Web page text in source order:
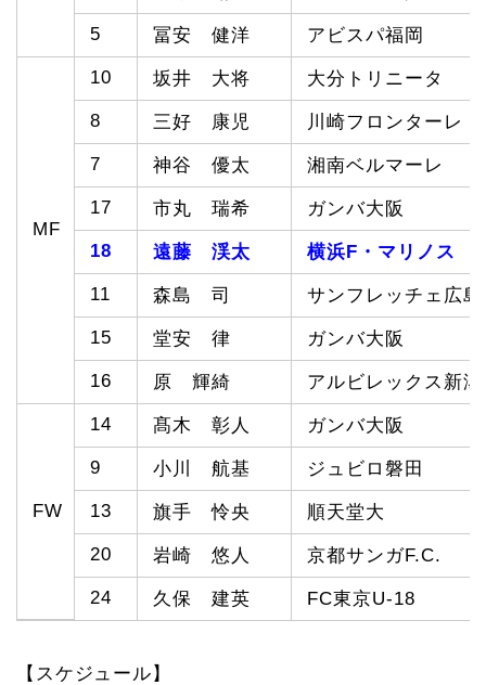
5 冨安 健洋 アビスパ福岡
MF
10 坂井 大将 大分トリニータ
8 三好 康児 川崎フロンターレ
7 神谷 優太 湘南ベルマーレ
17 市丸 瑞希 ガンバ大阪
18 遠藤 渓太 横浜F・マリノス
11 森島 司 サンフレッチェ広島
15 堂安 律 ガンバ大阪
16 原 輝綺 アルビレックス新潟
FW
14 髙木 彰人 ガンバ大阪
9 小川 航基 ジュビロ磐田
13 旗手 怜央 順天堂大
20 岩崎 悠人 京都サンガF.C.
24 久保 建英 FC東京U-18
【スケジュール】